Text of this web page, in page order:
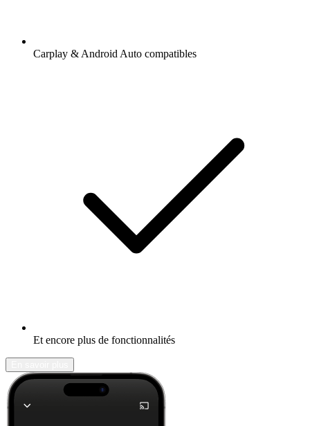
Carplay & Android Auto compatibles
Et encore plus de fonctionnalités